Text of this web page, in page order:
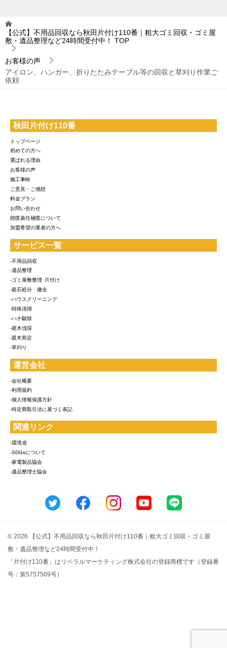
【公式】不用品回収なら秋田片付け110番｜粗大ゴミ回収・ゴミ屋
敷・遺品整理など24時間受付中！
TOP
お客様の声
アイロン、ハンガー、折りたたみテーブル等の回収と草刈り作業ご
依頼
秋田片付け110番
トップページ
初めての方へ
選ばれる理由
お客様の声
施工事例
ご意見・ご感想
料金プラン
お問い合わせ
賠償責任補償について
加盟希望の業者の方へ
サービス一覧
-不用品回収
-遺品整理
-ゴミ屋敷整理･片付け
-庭石処分・撤去
-ハウスクリーニング
-特殊清掃
-ハチ駆除
-庭木伐採
-庭木剪定
-草刈り
運営会社
-会社概要
-利用規約
-個人情報保護方針
-特定商取引法に基づく表記
関連リンク
-環境省
-SDGsについて
-家電製品協会
-遺品整理士協会
© 2026 【公式】不用品回収なら秋田片付け110番｜粗大ゴミ回収・ゴミ屋
敷・遺品整理など24時間受付中！
「片付け110番」はリベラルマーケティング株式会社の登録商標です（登録番
号：第5757509号）